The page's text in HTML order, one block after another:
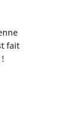
fait